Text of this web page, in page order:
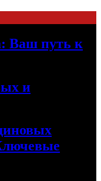
Ваш путь к
и